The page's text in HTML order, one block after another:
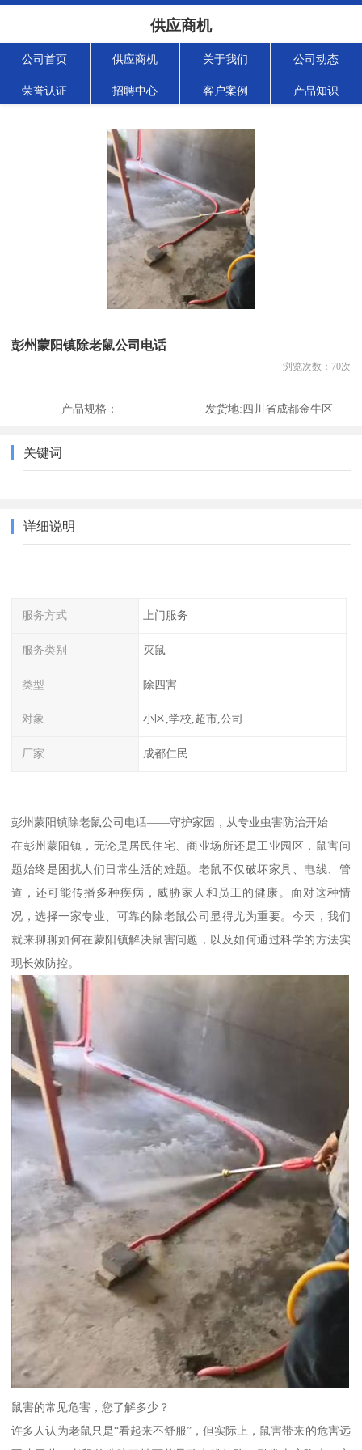
供应商机
公司首页 供应商机 关于我们 公司动态
荣誉认证 招聘中心 客户案例 产品知识
彭州蒙阳镇除老鼠公司电话
浏览次数： 70次
产品规格： 发货地:四川省成都金牛区
关键词
详细说明
服务方式 上门服务
服务类别 灭鼠
类型 除四害
对象 小区,学校,超市,公司
厂家 成都仁民
彭州蒙阳镇除老鼠公司电话——守护家园，从专业虫害防治开始
在彭州蒙阳镇，无论是居民住宅、商业场所还是工业园区，鼠害问
题始终是困扰人们日常生活的难题。老鼠不仅破坏家具、电线、管
道，还可能传播多种疾病，威胁家人和员工的健康。面对这种情
况，选择一家专业、可靠的除老鼠公司显得尤为重要。今天，我们
就来聊聊如何在蒙阳镇解决鼠害问题，以及如何通过科学的方法实
现长效防控。
鼠害的常见危害，您了解多少？
许多人认为老鼠只是“看起来不舒服”，但实际上，鼠害带来的危害远